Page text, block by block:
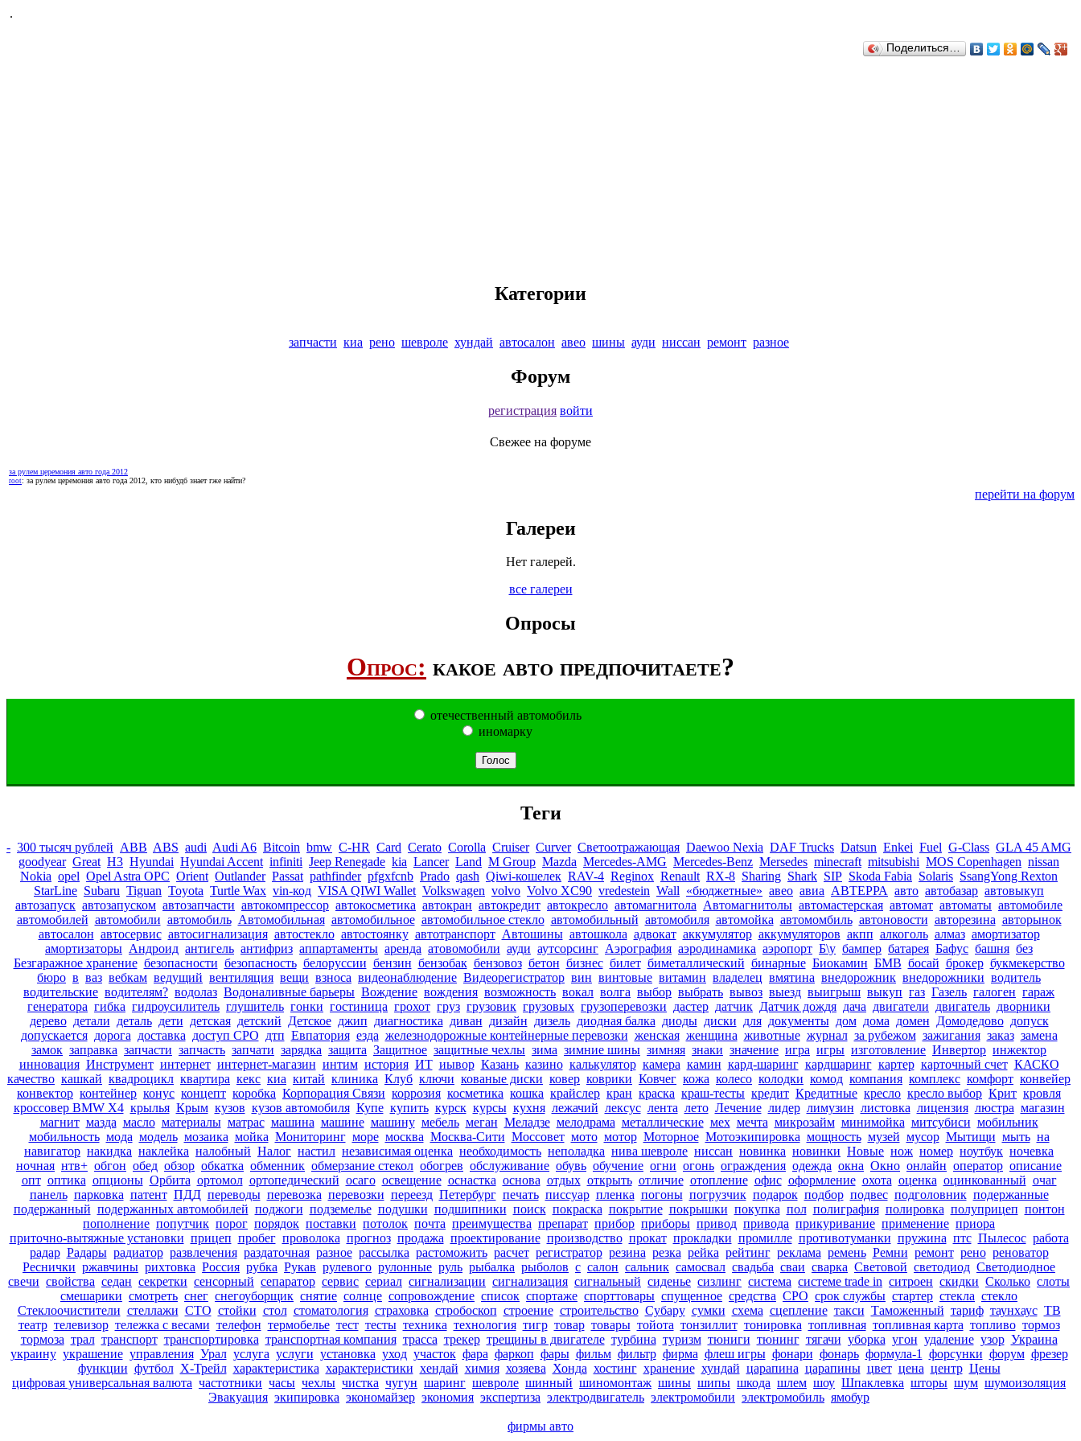
.
Поделиться…
Категории
запчасти киа рено шевроле хундай автосалон авео шины ауди ниссан ремонт разное
Форум
регистрация войти
Свежее на форуме
за рулем церемония авто года 2012
root: за рулем церемония авто года 2012, кто нибудб знает гже найти?
перейти на форум
Галереи
Нет галерей.
все галереи
Опросы
Опрос: какое авто предпочитаете?
отечественный автомобиль
иномарку
Теги
- 300 тысяч рублей ABB ABS audi Audi A6 Bitcoin bmw C-HR Card Cerato Corolla Cruiser Curver Cветоотражающая Daewoo Nexia DAF Trucks Datsun Enkei Fuel G-Class GLA 45 AMG
goodyear Great H3 Hyundai Hyundai Accent infiniti Jeep Renegade kia Lancer Land M Group Mazda Mercedes-AMG Mercedes-Benz Mersedes minecraft mitsubishi MOS Copenhagen nissan
Nokia opel Opel Astra OPC Orient Outlander Passat pathfinder pfgxfcnb Prado qash Qiwi-кошелек RAV-4 Reginox Renault RX-8 Sharing Shark SIP Skoda Fabia Solaris SsangYong Rexton
StarLine Subaru Tiguan Toyota Turtle Wax vin-код VISA QIWI Wallet Volkswagen volvo Volvo XC90 vredestein Wall «бюджетные» авео авиа АВТЕРРА авто автобазар автовыкуп
автозапуск автозапуском автозапчасти автокомпрессор автокосметика автокран автокредит автокресло автомагнитола Автомагнитолы автомастерская автомат автоматы автомобиле
автомобилей автомобили автомобиль Автомобильная автомобильное автомобильное стекло автомобильный автомобиля автомойка автомомбиль автоновости авторезина авторынок
автосалон автосервис автосигнализация автостекло автостоянку автотранспорт Автошины автошкола адвокат аккумулятор аккумуляторов акпп алкоголь алмаз амортизатор
амортизаторы Андроид антигель антифриз аппартаменты аренда атовомобили ауди аутсорсинг Аэрография аэродинамика аэропорт Б\у бампер батарея Бафус башня без
Безгаражное хранение безопасности безопасность белоруссии бензин бензобак бензовоз бетон бизнес билет биметаллический бинарные Биокамин БМВ босай брокер букмекерство
бюро в ваз вебкам ведущий вентиляция вещи взноса видеонаблюдение Видеорегистратор вин винтовые витамин владелец вмятина внедорожник внедорожники водитель
водительские водителям? водолаз Водоналивные барьеры Вождение вождения возможность вокал волга выбор выбрать вывоз выезд выигрыш выкуп газ Газель галоген гараж
генератора гибка гидроусилитель глушитель гонки гостиница грохот груз грузовик грузовых грузоперевозки дастер датчик Датчик дождя дача двигатели двигатель дворники
дерево детали деталь дети детская детский Детское джип диагностика диван дизайн дизель диодная балка диоды диски для документы дом дома домен Домодедово допуск
допускается дорога доставка доступ СРО дтп Евпатория езда железнодорожные контейнерные перевозки женская женщина животные журнал за рубежом зажигания заказ замена
замок заправка запчасти запчасть запчати зарядка защита Защитное защитные чехлы зима зимние шины зимняя знаки значение игра игры изготовление Инвертор инжектор
инновация Инструмент интернет интернет-магазин интим история ИТ иывор Казань казино калькулятор камера камин кард-шаринг кардшаринг картер карточный счет КАСКО
качество кашкай квадроцикл квартира кекс киа китай клиника Клуб ключи кованые диски ковер коврики Ковчег кожа колесо колодки комод компания комплекс комфорт конвейер
конвектор контейнер конус концепт коробка Корпорация Связи коррозия косметика кошка крайслер кран краска краш-тесты кредит Кредитные кресло кресло выбор Крит кровля
кроссовер BMW X4 крылья Крым кузов кузов автомобиля Купе купить курск курсы кухня лежачий лексус лента лето Лечение лидер лимузин листовка лицензия люстра магазин
магнит мазда масло материалы матрас машина машине машину мебель меган Меладзе мелодрама металлические мех мечта микрозайм минимойка митсубиси мобильник
мобильность мода модель мозаика мойка Мониторинг море москва Москва-Сити Моссовет мото мотор Моторное Мотоэкипировка мощность музей мусор Мытищи мыть на
навигатор накидка наклейка налобный Налог настил независимая оценка необходимость неполадка нива шевроле ниссан новинка новинки Новые нож номер ноутбук ночевка
ночная нтв+ обгон обед обзор обкатка обменник обмерзание стекол обогрев обслуживание обувь обучение огни огонь ограждения одежда окна Окно онлайн оператор описание
опт оптика опционы Орбита ортомол ортопедический осаго освещение оснастка основа отдых открыть отличие отопление офис оформление охота оценка оцинкованный очаг
панель парковка патент ПДД переводы перевозка перевозки переезд Петербург печать писсуар пленка погоны погрузчик подарок подбор подвес подголовник подержанные
подержанный подержанных автомобилей поджоги подземелье подушки подшипники поиск покраска покрытие покрышки покупка пол полиграфия полировка полуприцеп понтон
пополнение попутчик порог порядок поставки потолок почта преимущества препарат прибор приборы привод привода прикуривание применение приора
приточно-вытяжные установки прицеп пробег проволока прогноз продажа проектирование производство прокат прокладки промилле противотуманки пружина птс Пылесос работа
радар Радары радиатор развлечения раздаточная разное рассылка растоможить расчет регистратор резина резка рейка рейтинг реклама ремень Ремни ремонт рено реноватор
Реснички ржавчины рихтовка Россия рубка Рукав рулевого рулонные руль рыбалка рыболов с салон сальник самосвал свадьба сваи сварка Световой светодиод Светодиодное
свечи свойства седан секретки сенсорный сепаратор сервис сериал сигнализации сигнализация сигнальный сиденье сизлинг система системе trade in ситроен скидки Сколько слоты
смешарики смотреть снег снегоуборщик снятие солнце сопровождение список спортаже спорттовары спущенное средства СРО срок службы стартер стекла стекло
Стеклоочистители стеллажи СТО стойки стол стоматология страховка стробоскоп строение строительство Субару сумки схема сцепление такси Таможенный тариф таунхаус ТВ
театр телевизор тележка с весами телефон термобелье тест тесты техника технология тигр товар товары тойота тонзиллит тонировка топливная топливная карта топливо тормоз
тормоза трал транспорт транспортировка транспортная компания трасса трекер трещины в двигателе турбина туризм тюниги тюнинг тягачи уборка угон удаление узор Украина
украину украшение управления Урал услуга услуги установка уход участок фара фаркоп фары фильм фильтр фирма флеш игры фонари фонарь формула-1 форсунки форум фрезер
функции футбол Х-Трейл характеристика характеристики хендай химия хозяева Хонда хостинг хранение хундай царапина царапины цвет цена центр Цены
цифровая универсальная валюта частотники часы чехлы чистка чугун шаринг шевроле шинный шиномонтаж шины шипы шкода шлем шоу Шпаклевка шторы шум шумоизоляция
Эвакуация экипировка экономайзер экономия экспертиза электродвигатель электромобили электромобиль ямобур
фирмы авто